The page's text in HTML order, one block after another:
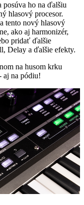
ho na ďalšiu
hlasový procesor.
tento nový hlasový
ako aj harmonizér,
pridať ďalšie
Delay a ďalšie efekty.
na husom krku
aj na pódiu!